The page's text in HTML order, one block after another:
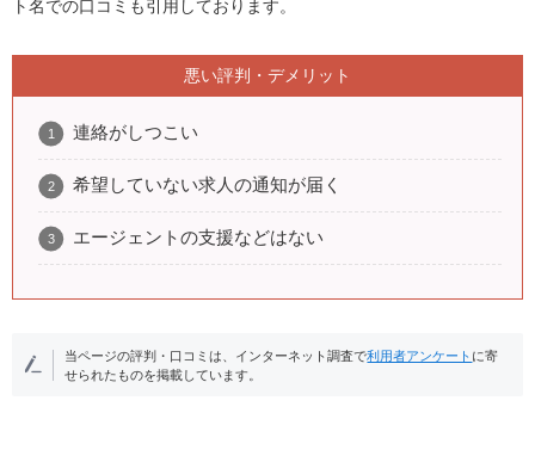
ト名での口コミも引用しております。
悪い評判・デメリット
連絡がしつこい
希望していない求人の通知が届く
エージェントの支援などはない
当ページの評判・口コミは、インターネット調査で利用者アンケート に寄
せられたものを掲載しています。